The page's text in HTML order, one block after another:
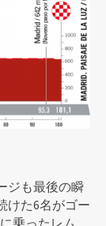
ジも最後の瞬
けた6名がゴー